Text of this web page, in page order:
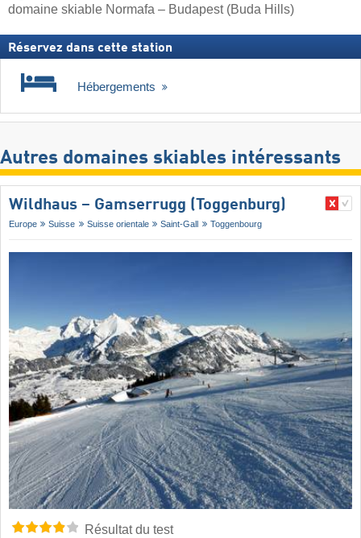
domaine skiable Normafa – Budapest (Buda Hills)
Réservez dans cette station
Hébergements
Autres domaines skiables intéressants
Wildhaus – Gamserrugg (Toggenburg)
Europe Suisse Suisse orientale Saint-Gall Toggenbourg
Résultat du test